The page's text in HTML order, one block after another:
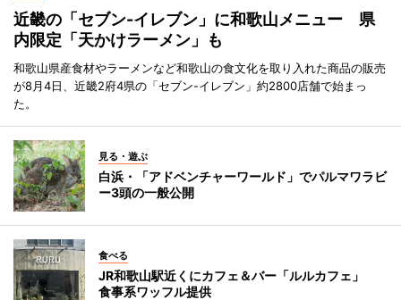
近畿の「セブン-イレブン」に和歌山メニュー 県
内限定「天かけラーメン」も
和歌山県産食材やラーメンなど和歌山の食文化を取り入れた商品の販売
が8月4日、近畿2府4県の「セブン-イレブン」約2800店舗で始まっ
た。
見る・遊ぶ
白浜・「アドベンチャーワールド」でパルマワラビ
ー3頭の一般公開
食べる
JR和歌山駅近くにカフェ＆バー「ルルカフェ」
食事系ワッフル提供